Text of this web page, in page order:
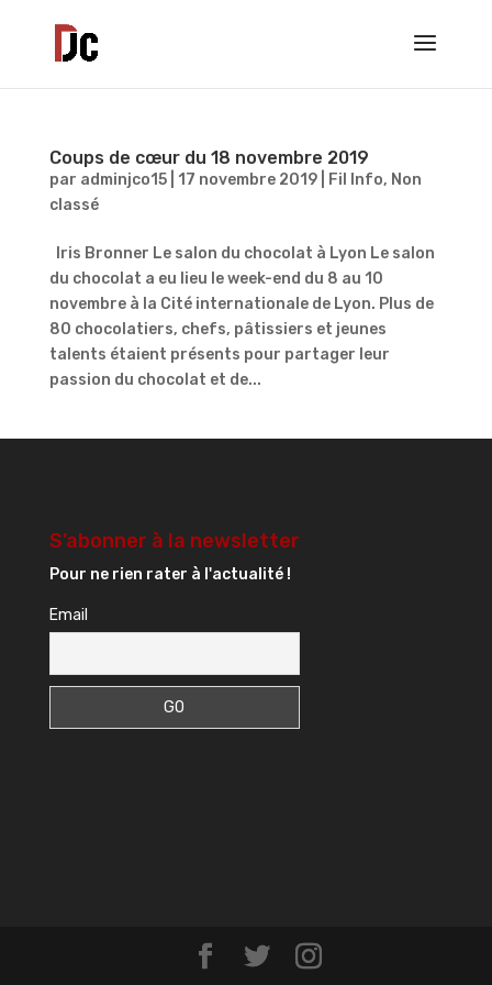
Coups de cœur du 18 novembre 2019
par adminjco15| 17 novembre 2019| Fil Info, Non
classé
Iris Bronner Le salon du chocolat à Lyon Le salon
du chocolat a eu lieu le week-end du 8 au 10
novembre à la Cité internationale de Lyon. Plus de
80 chocolatiers, chefs, pâtissiers et jeunes
talents étaient présents pour partager leur
passion du chocolat et de...
S’abonner à la newsletter
Pour ne rien rater à l'actualité !
Email